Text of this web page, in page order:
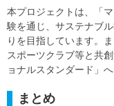
本プロジェクトは、「
験を通じ、サステナブ
りを目指しています。
スポーツクラブ等と共
ョナルスタンダード」
まとめ